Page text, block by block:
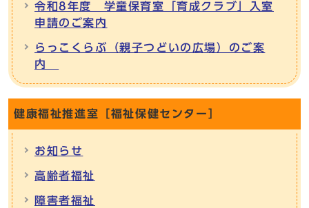
令和8年度 学童保育室「育成クラブ」入室
申請のご案内
らっこくらぶ（親子つどいの広場）のご案
内
健康福祉推進室［福祉保健センター］
お知らせ
高齢者福祉
障害者福祉